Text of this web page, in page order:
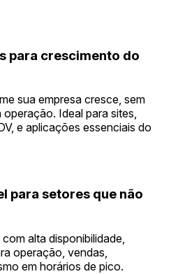
para crescimento do
sua empresa cresce, sem
Ideal para sites,
e aplicações essenciais do
para setores que não
alta disponibilidade,
operação, vendas,
em horários de pico.